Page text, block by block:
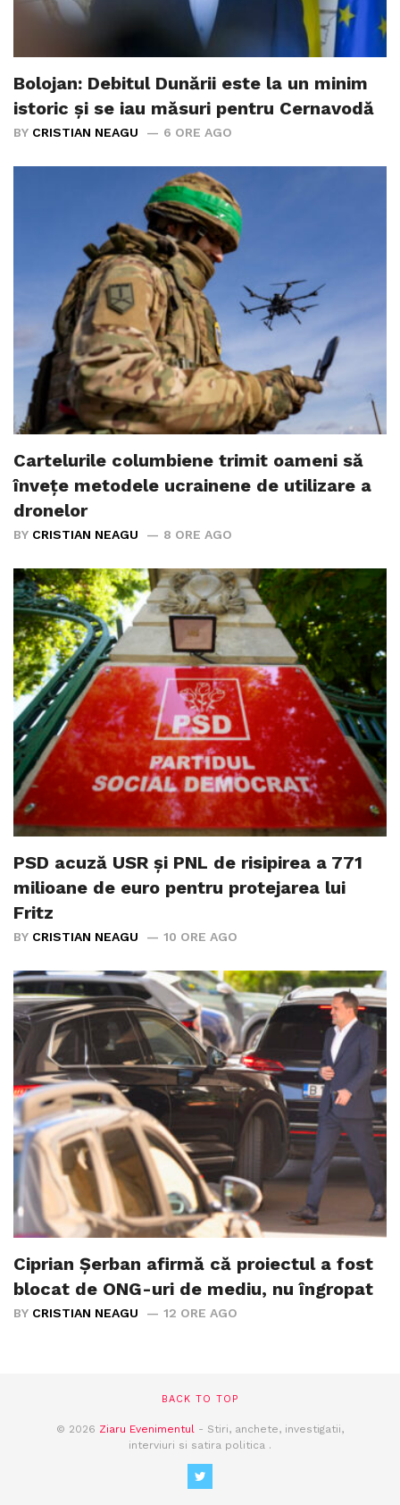
Bolojan: Debitul Dunării este la un minim
istoric și se iau măsuri pentru Cernavodă
BY CRISTIAN NEAGU 6 ORE AGO
Cartelurile columbiene trimit oameni să
învețe metodele ucrainene de utilizare a
dronelor
BY CRISTIAN NEAGU 8 ORE AGO
PSD acuză USR și PNL de risipirea a 771
milioane de euro pentru protejarea lui
Fritz
BY CRISTIAN NEAGU 10 ORE AGO
Ciprian Șerban afirmă că proiectul a fost
blocat de ONG-uri de mediu, nu îngropat
BY CRISTIAN NEAGU 12 ORE AGO
BACK TO TOP
© 2026 Ziaru Evenimentul - Stiri, anchete, investigatii,
interviuri si satira politica .